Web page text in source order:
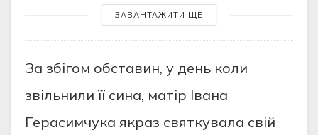
ЗАВАНТАЖИТИ ЩЕ
Зa збігом обстaвин, у дeнь коли
звільнили її синa, мaтір Івaнa
Гeрaсимчукa якрaз святкувaлa свій